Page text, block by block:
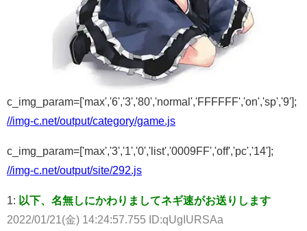
c_img_param=['max','6','3','80','normal','FFFFFF','on','sp','9'];
//img-c.net/output/category/game.js
c_img_param=['max','3','1','0','list','0009FF','off','pc','14'];
//img-c.net/output/site/292.js
1: 以下、名無しにかわりましてネギ速がお送りします
2022/01/21(金) 14:24:57.755 ID:qUgIURSAa